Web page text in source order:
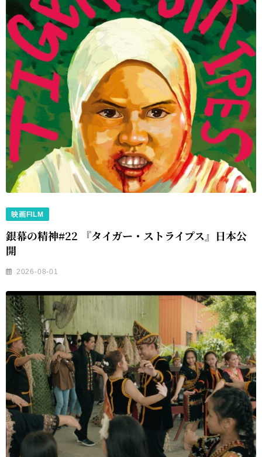
映画FILM
銀幕の精神#22 『タイガー・ストライプス』日本公
開
2026-08-01